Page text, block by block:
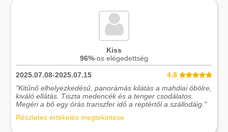
Kiss
96%-os elégedettség
2025.07.08-2025.07.15
4.8
"Kitűnő elhelyezkedésű, panorámás kilátás a mahdiai öbölre,
kiváló ellátás. Tiszta medencék és a tenger csodálatos.
Megéri a bő egy órás transzfer idő a reptértől a szállodáig."
Részletes értékelés megtekintése